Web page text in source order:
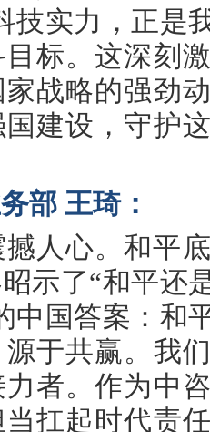
技实力，正是
标。这深刻
战略的强劲
建设，守护
部 王琦：
人心。和平
示了“和平还
中国答案：和
于共赢。我
者。作为中
扛起时代责